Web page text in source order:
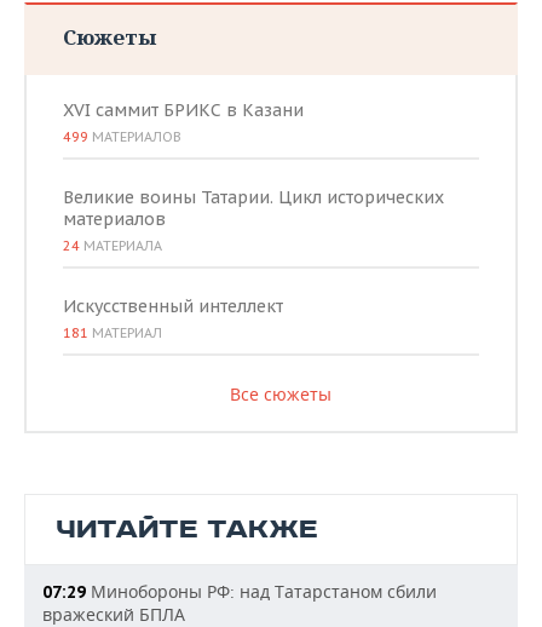
Сюжеты
XVI саммит БРИКС в Казани
499 МАТЕРИАЛОВ
Великие воины Татарии. Цикл исторических
материалов
24 МАТЕРИАЛА
Искусственный интеллект
181 МАТЕРИАЛ
Все сюжеты
ЧИТАЙТЕ ТАКЖЕ
07:29 Минобороны РФ: над Татарстаном сбили
вражеский БПЛА